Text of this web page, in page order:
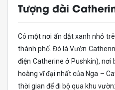
Tượng đài
Có một nơi ẩn dật xanh nhỏ
thành phố. Đó là Vườn
điện Catherine ở Pushkin),
hoàng vĩ đại nhất của Nga –
thời gian để đi bộ qua khu